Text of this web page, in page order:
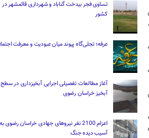
تساوی فجر بیدخت گناباد و شهرداری قائمشهر
کشور
عرفه؛ تجلی‌گاه پیوند میان عبودیت و معرفت
آبخیز خراسان رضوی
اعزام 2100 نفر نیروهای جهادی خراسان
آسیب دیده جنگ